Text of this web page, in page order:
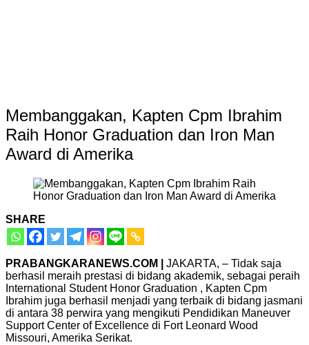
Membanggakan, Kapten Cpm Ibrahim
Raih Honor Graduation dan Iron Man
Award di Amerika
SHARE
PRABANGKARANEWS.COM |
JAKARTA, – Tidak saja
berhasil meraih prestasi di bidang akademik, sebagai peraih
International Student Honor Graduation , Kapten Cpm
Ibrahim juga berhasil menjadi yang terbaik di bidang jasmani
di antara 38 perwira yang mengikuti Pendidikan Maneuver
Support Center of Excellence di Fort Leonard Wood
Missouri, Amerika Serikat.